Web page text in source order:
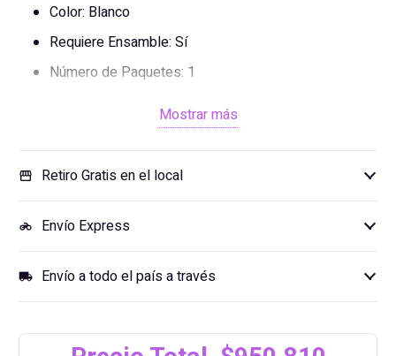
Color: Blanco
Requiere Ensamble: Sí
Número de Paquetes: 1
Dimensiones del Producto
Ancho: 60 cm
Peso neto: 27.1 kg
Número de motores: 1
Mostrar más
storefront Retiro Gratis en el local
motorcycle Envío Express
local_shipping Envío a todo el país a través